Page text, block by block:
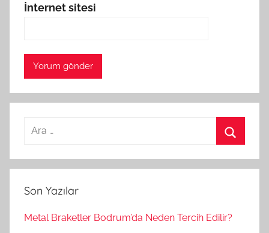
İnternet sitesi
a
a
r
Son Yazılar
Metal Braketler Bodrum’da Neden Tercih Edilir?